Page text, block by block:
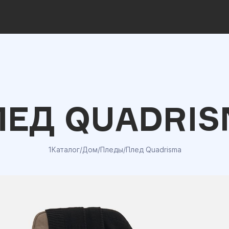
1Каталог/Дом/Пледы/Плед Quadrisma